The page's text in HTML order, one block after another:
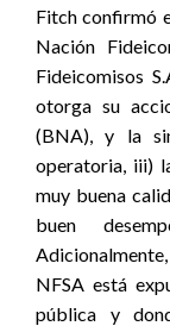
Fitch confirmó
Nación
Fideicomisos
otorga su
(BNA), y la
operatoria, iii)
muy buena
buen
NFSA está
pública y